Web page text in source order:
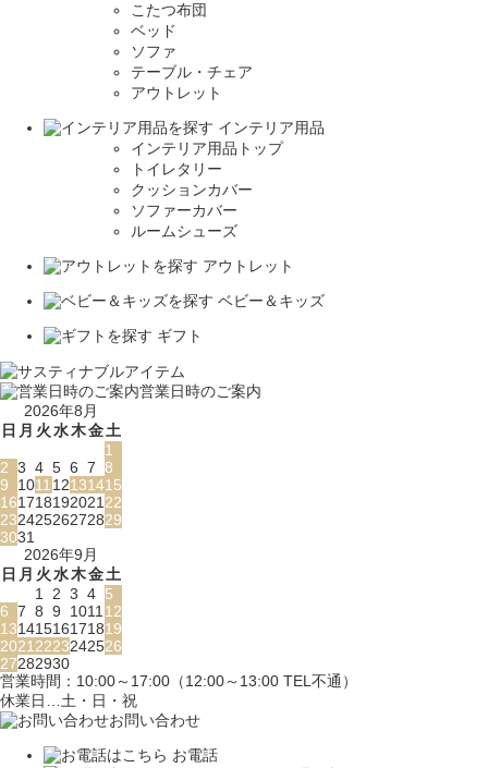
こたつ布団
ベッド
ソファ
テーブル・チェア
アウトレット
インテリア用品
インテリア用品トップ
トイレタリー
クッションカバー
ソファーカバー
ルームシューズ
アウトレット
ベビー＆キッズ
ギフト
営業日時のご案内
2026年8月
日 月 火水木金土
1
2 3 4 5 6 7 8
9
101112131415
16171819202122
23242526272829
3031
2026年9月
日 月 火水木金土
1 2 3 4 5
6 7 8 9 101112
13141516171819
20212223242526
27282930
営業時間：10:00～17:00（12:00～13:00 TEL不通）
休業日…土・日・祝
お問い合わせ
お電話